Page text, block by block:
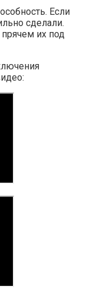
Если
сделали.
их под